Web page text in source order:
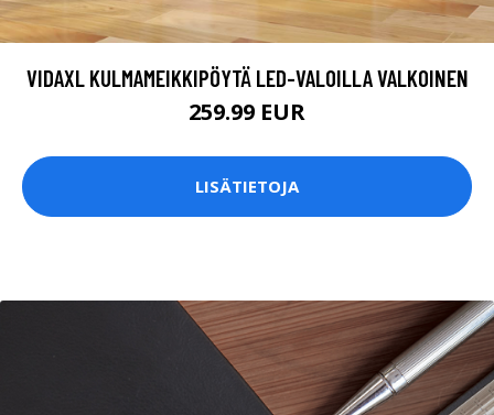
VIDAXL KULMAMEIKKIPÖYTÄ LED-VALOILLA VALKOINEN
259.99 EUR
LISÄTIETOJA